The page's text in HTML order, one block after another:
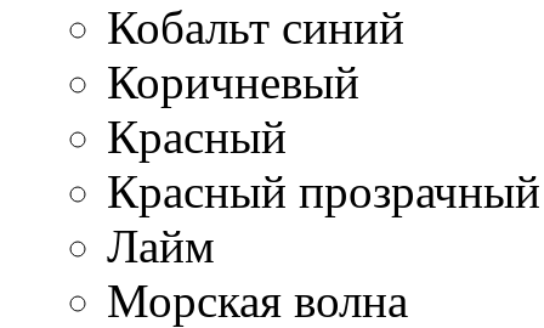
Кобальт синий
Коричневый
Красный
Красный прозрачный
Лайм
Морская волна